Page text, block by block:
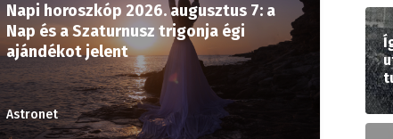
Napi horoszkóp 2026. augusztus 7: a
Nap és a Szaturnusz trigonja égi
ajándékot jelent
Astronet